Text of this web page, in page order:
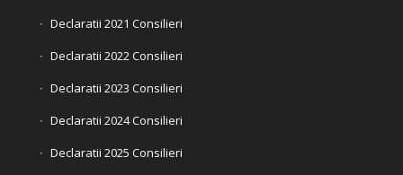
Declaratii 2021 Consilieri
Declaratii 2022 Consilieri
Declaratii 2023 Consilieri
Declaratii 2024 Consilieri
Declaratii 2025 Consilieri